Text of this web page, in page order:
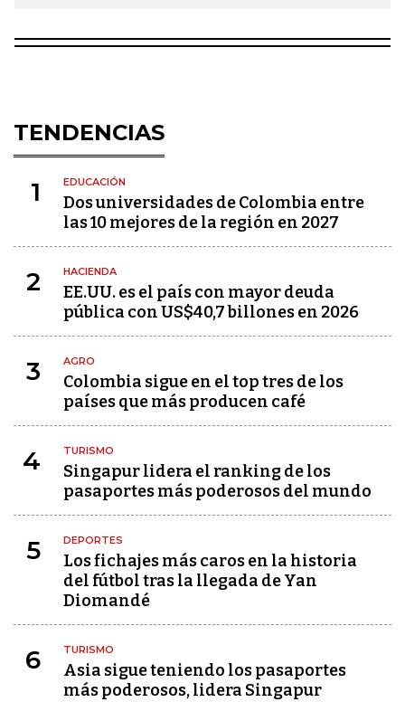
TENDENCIAS
1 EDUCACIÓN
Dos universidades de Colombia entre
las 10 mejores de la región en 2027
2 HACIENDA
EE.UU. es el país con mayor deuda
pública con US$40,7 billones en 2026
3 AGRO
Colombia sigue en el top tres de los
países que más producen café
4 TURISMO
Singapur lidera el ranking de los
pasaportes más poderosos del mundo
5 DEPORTES
Los fichajes más caros en la historia
del fútbol tras la llegada de Yan
Diomandé
6 TURISMO
Asia sigue teniendo los pasaportes
más poderosos, lidera Singapur